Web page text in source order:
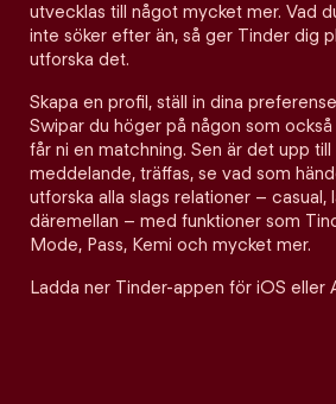
utvecklas till något mycket mer. Vad
inte söker efter än, så ger Tinder dig
utforska det.
Skapa en profil, ställ in dina
Swipar du höger på någon som
får ni en matchning. Sen är det upp till
meddelande, träffas, se vad som
utforska alla slags relationer – casual,
däremellan – med funktioner som
Mode, Pass, Kemi och mycket mer.
Ladda ner Tinder-appen för iOS eller